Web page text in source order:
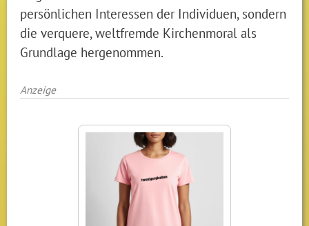
persönlichen Interessen der Individuen, sondern
die verquere, weltfremde Kirchenmoral als
Grundlage hergenommen.
Anzeige